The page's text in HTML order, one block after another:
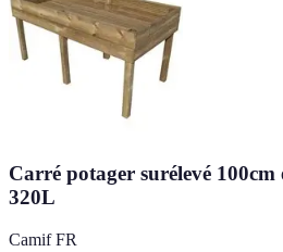
Carré potager surélevé 100cm
320L
Camif FR